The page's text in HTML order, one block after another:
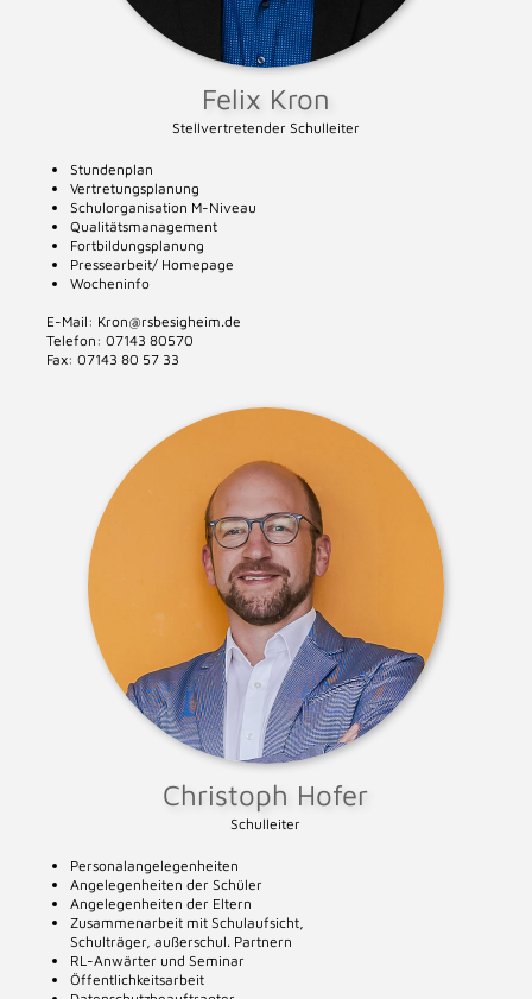
Felix Kron
Stellvertretender Schulleiter
Stundenplan
Vertretungsplanung
Schulorganisation M-Niveau
Qualitätsmanagement
Fortbildungsplanung
Pressearbeit/ Homepage
Wocheninfo
E-Mail: Kron@rsbesigheim.de
Telefon: 07143 80570
Fax: 07143 80 57 33
Christoph Hofer
Schulleiter
Personalangelegenheiten
Angelegenheiten der Schüler
Angelegenheiten der Eltern
Zusammenarbeit mit Schulaufsicht,
Schulträger, außerschul. Partnern
RL-Anwärter und Seminar
Öffentlichkeitsarbeit